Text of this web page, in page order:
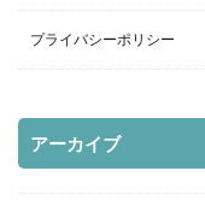
プライバシーポリシー
アーカイブ